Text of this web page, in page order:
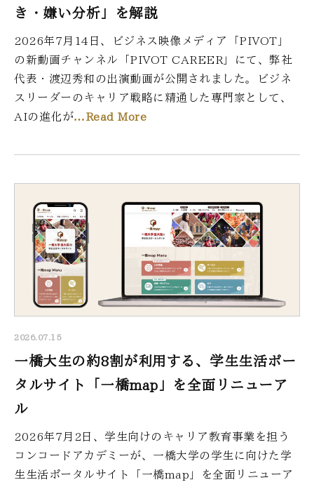
き・嫌い分析」を解説
2026年7月14日、ビジネス映像メディア「PIVOT」
の新動画チャンネル「PIVOT CAREER」にて、弊社
代表・渡辺秀和の出演動画が公開されました。ビジネ
スリーダーのキャリア戦略に精通した専門家として、
AIの進化が…Read More
2026.07.15
一橋大生の約8割が利用する、学生生活ポー
タルサイト「一橋map」を全面リニューア
ル
2026年7月2日、学生向けのキャリア教育事業を担う
コンコードアカデミーが、一橋大学の学生に向けた学
生生活ポータルサイト「一橋map」を全面リニューア